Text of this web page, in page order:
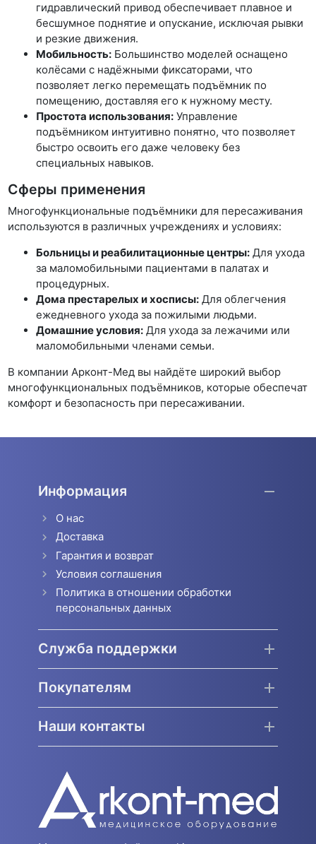
гидравлический привод обеспечивает плавное и
бесшумное поднятие и опускание, исключая рывки
и резкие движения.
Мобильность: Большинство моделей оснащено
колёсами с надёжными фиксаторами, что
позволяет легко перемещать подъёмник по
помещению, доставляя его к нужному месту.
Простота использования: Управление
подъёмником интуитивно понятно, что позволяет
быстро освоить его даже человеку без
специальных навыков.
Сферы применения
Многофункциональные подъёмники для пересаживания
используются в различных учреждениях и условиях:
Больницы и реабилитационные центры: Для ухода
за маломобильными пациентами в палатах и
процедурных.
Дома престарелых и хосписы: Для облегчения
ежедневного ухода за пожилыми людьми.
Домашние условия: Для ухода за лежачими или
маломобильными членами семьи.
В компании Арконт-Мед вы найдёте широкий выбор
многофункциональных подъёмников, которые обеспечат
комфорт и безопасность при пересаживании.
Информация
О нас
Доставка
Гарантия и возврат
Условия соглашения
Политика в отношении обработки
персональных данных
Служба поддержки
Покупателям
Наши контакты